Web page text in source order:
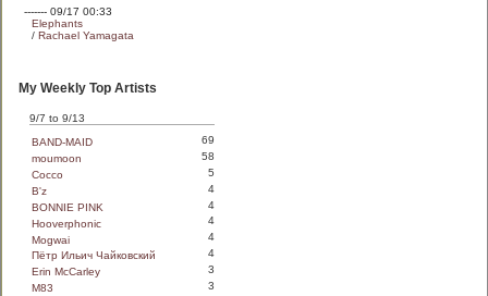
------- 09/17 00:33
Elephants
/ Rachael Yamagata
My Weekly Top Artists
9/7 to 9/13
BAND-MAID
69
moumoon
58
Cocco
5
B'z
4
BONNIE PINK
4
Hooverphonic
4
Mogwai
4
Пётр Ильич Чайковский
4
Erin McCarley
3
M83
3